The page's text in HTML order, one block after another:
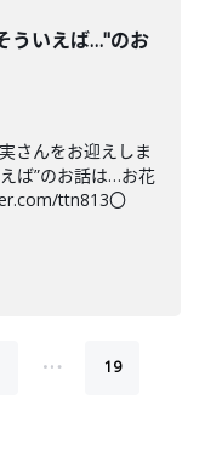
ういえば…"のお
さんをお迎えしま
ば”のお話は…お花
ttn813〇
… 19